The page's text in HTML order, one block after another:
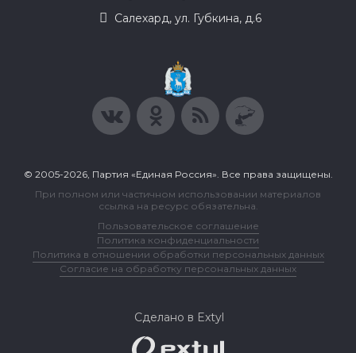
Салехард, ул. Губкина, д.6
© 2005-2026, Партия «Единая Россия». Все права защищены.
При полном или частичном использовании материалов
ссылка на ресурс обязательна.
Пользовательское соглашение
Политика конфиденциальности
Политика в отношении обработки персональных данных
Согласие на обработку персональных данных
Сделано в Extyl